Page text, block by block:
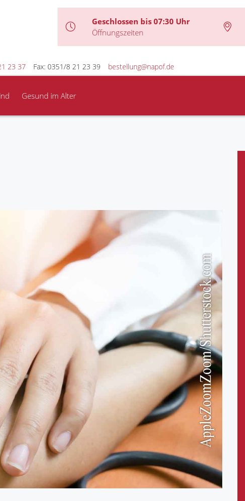
Geschlossen bis 07:30 Uhr
Öffnungszeiten
23 37 Fax: 0351/8 21 23 39 bestellung@napof.de
Gesund im Alter